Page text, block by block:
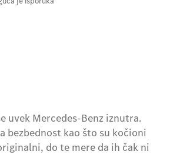
uvek Mercedes-Benz iznutra.
bezbednost kao što su kočioni
do te mere da ih čak ni